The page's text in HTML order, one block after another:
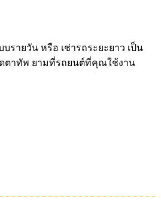
รายวัน หรือ เช่ารถระยะยาว เป็น
ตาทัพ ยามที่รถยนต์ที่คุณใช้งาน